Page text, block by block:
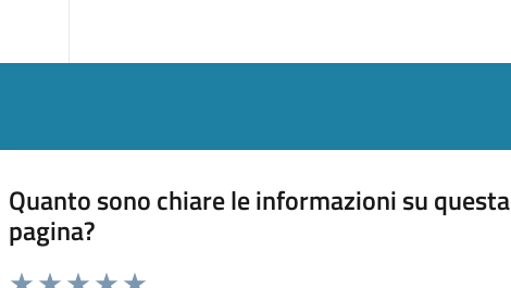
Quanto sono chiare le informazioni su questa
pagina?
Valuta da 1 a 5 stelle la pagina